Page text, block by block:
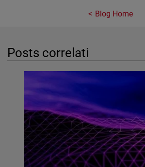
Blog Home
Posts correlati